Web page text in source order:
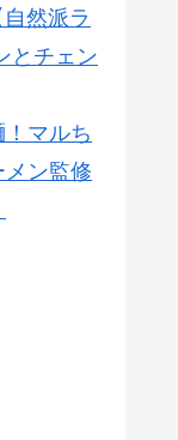
然派ラ
とチェン
！マルち
ン監修